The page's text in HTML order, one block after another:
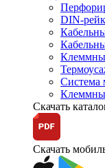
DIN-
Система
Скачать
Скачать